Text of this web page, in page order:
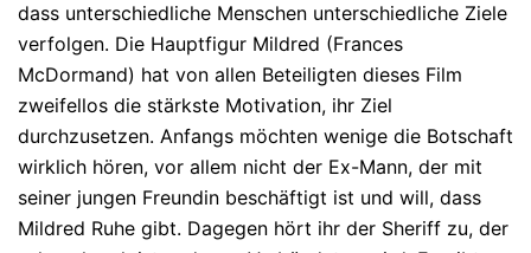
dass unter­schied­liche Menschen unterschiedliche Ziele
verfolgen. Die Hauptfigur Mildred (Frances
McDormand) hat von allen Beteiligten dieses Film
zweifellos die stärkste Mo­tivation, ihr Ziel
durchzusetzen. Anfangs möchten wenige die Botschaft
wirk­lich hören, vor allem nicht der Ex-Mann, der mit
sei­ner jungen Freundin beschäf­tigt ist und will, dass
Mildred Ruhe gibt. Dagegen hört ihr der Sheriff zu, der